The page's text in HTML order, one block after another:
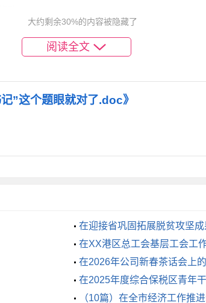
到总书记思想的真理力量，自觉做到“两个维
从建好建强每个党支部来讲，全面从严治党
大任务中担当作为。
量发展人才队伍。（这是上级要求考核的内
，比如第三点和中心工作还是扣得不紧。于
感受到总书记思想的真理力量。
加快构建党建引领基层治理“一呼百应”新格
大约剩余30%的内容被隐藏了
阅读全文
”这个题眼就对了.doc》
在迎接省巩固拓展脱贫攻坚
言在XX港区总工会基层工会工
在2026年公司新春茶话会上
在2025年度综合保税区青年
（10篇）在全市经济工作推